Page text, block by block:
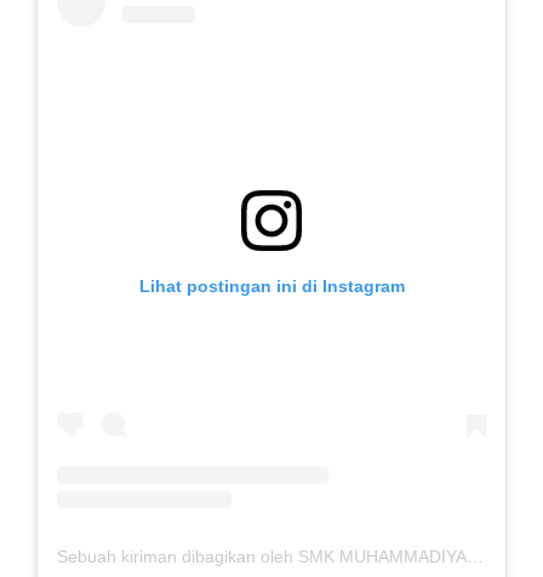
Lihat postingan ini di Instagram